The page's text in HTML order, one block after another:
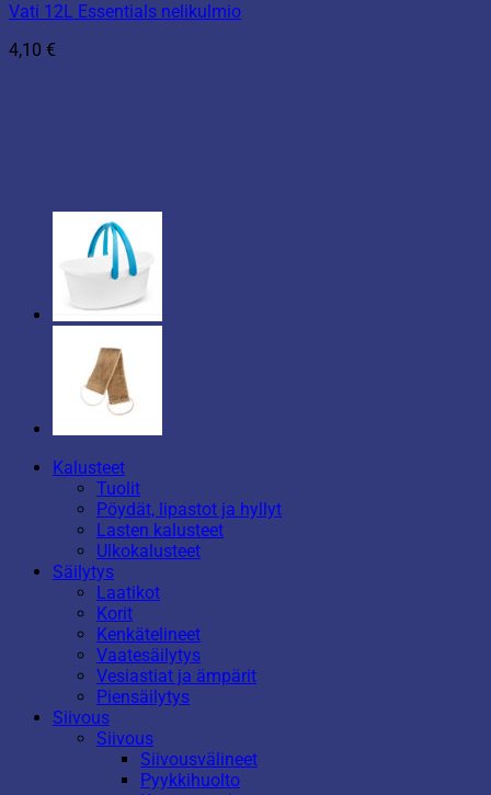
Vati 12L Essentials nelikulmio
4,10 €
Kalusteet
Tuolit
Pöydät, lipastot ja hyllyt
Lasten kalusteet
Ulkokalusteet
Säilytys
Laatikot
Korit
Kenkätelineet
Vaatesäilytys
Vesiastiat ja ämpärit
Piensäilytys
Siivous
Siivous
Siivousvälineet
Pyykkihuolto